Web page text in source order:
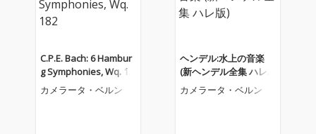
C.P.E. Bach: 6 Hambur
g Symphonies, Wq. 18
2
カメラータ・ベルン
ヘンデル:水上の音楽
(新ヘンデル全集 ハレ
版)
カメラータ・ベルン